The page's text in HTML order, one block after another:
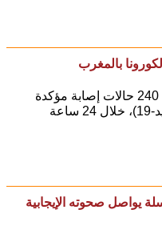
بالمغرب
طنجاوي أعلنت وزارة الصحة تسجيل 240 حالات إصابة مؤكدة
يواصل صحوته الإيجابية